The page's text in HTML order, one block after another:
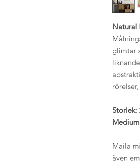
Natural
glimtar
Storlek:
Maila
även